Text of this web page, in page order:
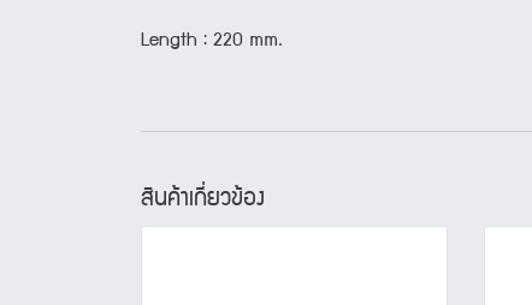
Length : 220 mm.
สินค้าเกี่ยวข้อง